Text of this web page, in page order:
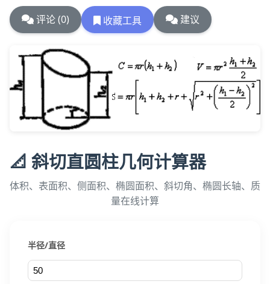
评论 (0) 收藏工具 建议
📐 斜切直圆柱几何计算器
体积、表面积、侧面积、椭圆面积、斜切角、椭圆长轴、质
量在线计算
半径/直径